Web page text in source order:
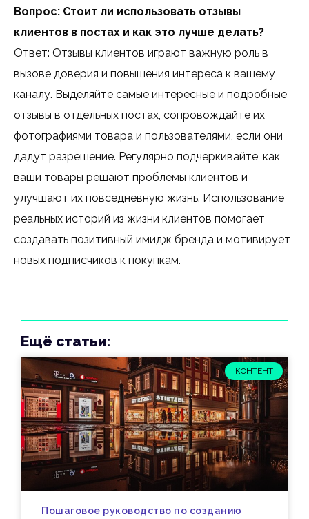
Вопрос: Стоит ли использовать отзывы
клиентов в постах и как это лучше делать?
Ответ: Отзывы клиентов играют важную роль в
вызове доверия и повышения интереса к вашему
каналу. Выделяйте самые интересные и подробные
отзывы в отдельных постах, сопровождайте их
фотографиями товара и пользователями, если они
дадут разрешение. Регулярно подчеркивайте, как
ваши товары решают проблемы клиентов и
улучшают их повседневную жизнь. Использование
реальных историй из жизни клиентов помогает
создавать позитивный имидж бренда и мотивирует
новых подписчиков к покупкам.
Ещё статьи:
КОНТЕНТ
Пошаговое руководство по созданию